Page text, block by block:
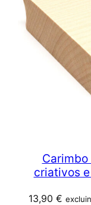
criativos
13,90 €